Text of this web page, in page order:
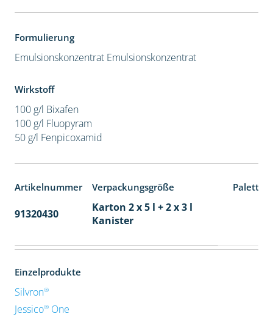
Formulierung
Emulsionskonzentrat Emulsionskonzentrat
Wirkstoff
100 g/l Bixafen
100 g/l Fluopyram
50 g/l Fenpicoxamid
Artikelnummer Verpackungsgröße
91320430
Karton 2 x 5 l + 2 x 3 l
Kanister
Einzelprodukte
Silvron®
Jessico®One